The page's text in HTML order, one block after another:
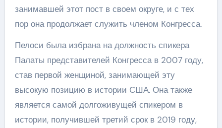
занимавшей этот пост в своем округе, и с тех
пор она продолжает служить членом Конгресса.
Пелоси была избрана на должность спикера
Палаты представителей Конгресса в 2007 году,
став первой женщиной, занимающей эту
высокую позицию в истории США. Она также
является самой долгоживущей спикером в
истории, получившей третий срок в 2019 году,